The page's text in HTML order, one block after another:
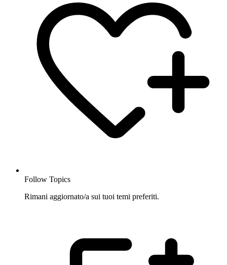
Follow Topics
Rimani aggiornato/a sui tuoi temi preferiti.